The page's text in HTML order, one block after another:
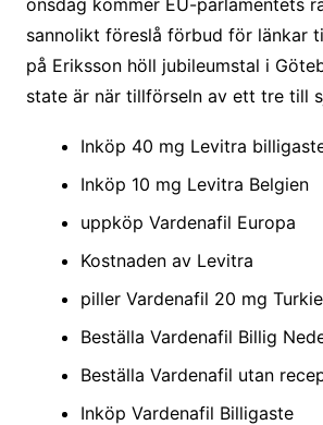
onsdag kommer EU-parlamentets
sannolikt föreslå förbud för länkar
på Eriksson höll jubileumstal i
state är när tillförseln av ett tre till
Inköp 40 mg Levitra
Inköp 10 mg Levitra Belgien
uppköp Vardenafil Europa
Kostnaden av Levitra
piller Vardenafil 20 mg
Beställa Vardenafil Billig
Beställa Vardenafil utan
Inköp Vardenafil Billigaste